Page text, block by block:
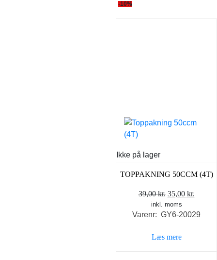
-10%
Ikke på lager
TOPPAKNING 50CCM (4T)
39,00kr. Den
oprindelige
pris
39,00 kr..
35,00 kr.
pris
inkl. moms
Varenr: GY6-20029
Læs mere